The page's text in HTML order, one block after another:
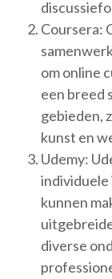
Coursera:
om online
een breed
gebieden,
kunst en
Udemy:
individuele
kunnen
diverse